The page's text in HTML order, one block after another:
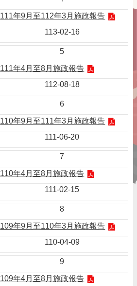
111年9月至112年3月施政報告
113-02-16
5
111年4月至8月施政報告
112-08-18
6
110年9月至111年3月施政報告
111-06-20
7
110年4月至8月施政報告
111-02-15
8
109年9月至110年3月施政報告
110-04-09
9
109年4月至8月施政報告